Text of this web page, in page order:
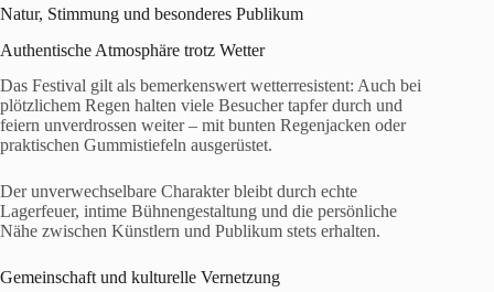
Natur, Stimmung und besonderes Publikum
Authentische Atmosphäre trotz Wetter
Das Festival gilt als bemerkenswert wetterresistent: Auch bei
plötzlichem Regen halten viele Besucher tapfer durch und
feiern unverdrossen weiter – mit bunten Regenjacken oder
praktischen Gummistiefeln ausgerüstet.
Der unverwechselbare Charakter bleibt durch echte
Lagerfeuer, intime Bühnengestaltung und die persönliche
Nähe zwischen Künstlern und Publikum stets erhalten.
Gemeinschaft und kulturelle Vernetzung